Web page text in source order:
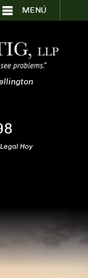
MENÚ
Hoy